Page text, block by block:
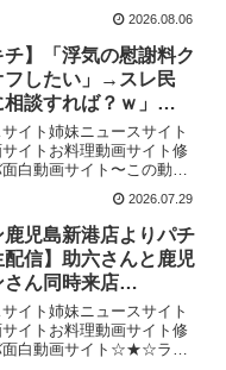
したばかりのバツイチ女性
「つまらない男」と見下
以前勤めてい...
2026.08.06
チ】「浮気の慰謝料ク
フしたい」→スレ民
相談すれば？ｗ」
り解説】
イト姉妹ニュースサイト
サイトお料理動画サイト修
白動画サイト〜この動画
婦です。職場のイケメン上
ことが原因で離婚し、元旦
支払うこと...
2026.07.29
鹿児島新港店よりパチ
配信】助六さんと鹿児
ん同時来店
）#パチンコ #
#shorts
イト姉妹ニュースサイト
サイトお料理動画サイト修
面白動画サイト☆★☆ライ